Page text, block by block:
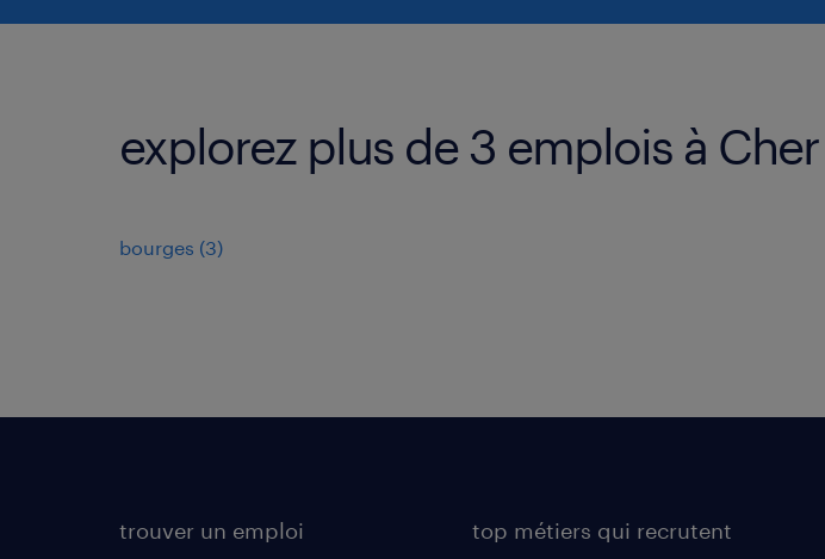
explorez plus de 3 emplois à Cher
bourges (3)
trouver un emploi top métiers qui recrutent